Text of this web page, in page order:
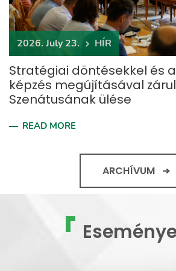
2026. July 23. HÍR
Stratégiai döntésekkel és
képzés megújításával
Szenátusának ülése
READ MORE
ARCHÍVUM